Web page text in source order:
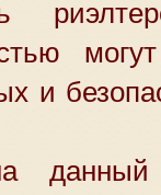
и
данный